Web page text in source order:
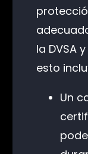
la DVSA
esto
Un